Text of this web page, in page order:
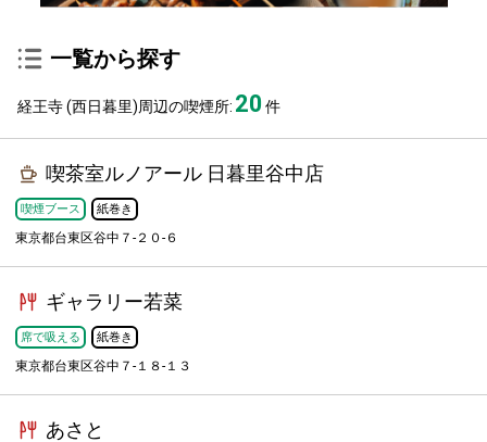
一覧から探す
経王寺 (西日暮里)周辺の喫煙所: 20件
喫茶室ルノアール 日暮里谷中店
喫煙ブース 紙巻き
東京都台東区谷中７-２０-６
ギャラリー若菜
席で吸える 紙巻き
東京都台東区谷中７-１８-１３
あさと